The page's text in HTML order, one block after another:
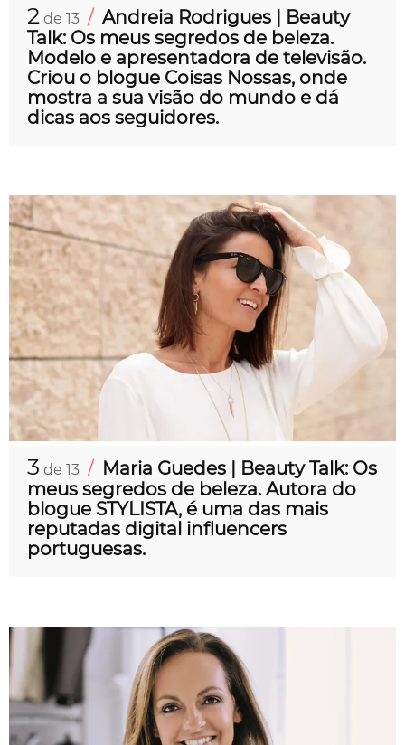
2 de 13 / Andreia Rodrigues | Beauty
Talk: Os meus segredos de beleza.
Modelo e apresentadora de televisão.
Criou o blogue Coisas Nossas, onde
mostra a sua visão do mundo e dá
dicas aos seguidores.
3 de 13 / Maria Guedes | Beauty Talk: Os
meus segredos de beleza. Autora do
blogue STYLISTA, é uma das mais
reputadas digital influencers
portuguesas.